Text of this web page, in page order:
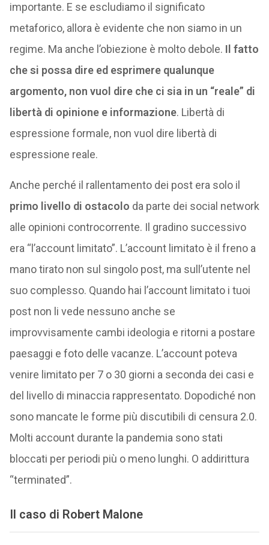
importante. E se escludiamo il significato
metaforico, allora è evidente che non siamo in un
regime. Ma anche l’obiezione è molto debole. Il fatto
che si possa dire ed esprimere qualunque
argomento, non vuol dire che ci sia in un “reale” di
libertà di opinione e informazione. Libertà di
espressione formale, non vuol dire libertà di
espressione reale.
Anche perché il rallentamento dei post era solo il
primo livello di ostacolo da parte dei social network
alle opinioni controcorrente. Il gradino successivo
era “l’account limitato”. L’account limitato è il freno a
mano tirato non sul singolo post, ma sull’utente nel
suo complesso. Quando hai l’account limitato i tuoi
post non li vede nessuno anche se
improvvisamente cambi ideologia e ritorni a postare
paesaggi e foto delle vacanze. L’account poteva
venire limitato per 7 o 30 giorni a seconda dei casi e
del livello di minaccia rappresentato. Dopodiché non
sono mancate le forme più discutibili di censura 2.0.
Molti account durante la pandemia sono stati
bloccati per periodi più o meno lunghi. O addirittura
“terminated”.
Il caso di Robert Malone